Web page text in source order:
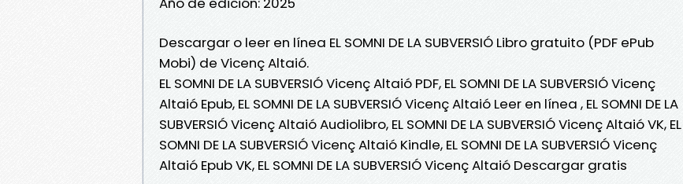
Descargar o leer en línea EL SOMNI DE LA SUBVERSIÓ Libro gratuito (PDF ePub
Mobi) de Vicenç Altaió.
EL SOMNI DE LA SUBVERSIÓ Vicenç Altaió PDF, EL SOMNI DE LA SUBVERSIÓ Vicenç
Altaió Epub, EL SOMNI DE LA SUBVERSIÓ Vicenç Altaió Leer en línea , EL SOMNI DE LA
SUBVERSIÓ Vicenç Altaió Audiolibro, EL SOMNI DE LA SUBVERSIÓ Vicenç Altaió VK, EL
SOMNI DE LA SUBVERSIÓ Vicenç Altaió Kindle, EL SOMNI DE LA SUBVERSIÓ Vicenç
Altaió Epub VK, EL SOMNI DE LA SUBVERSIÓ Vicenç Altaió Descargar gratis